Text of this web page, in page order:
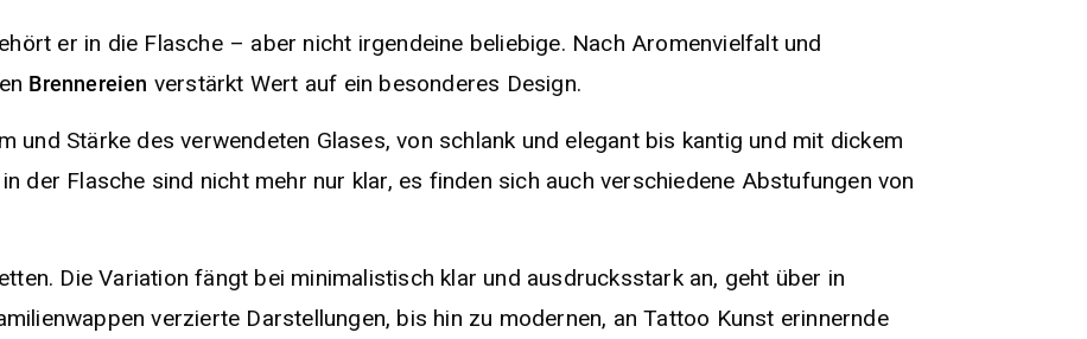
er in die Flasche – aber nicht irgendeine beliebige. Nach Aromenvielfalt und
Brennereien verstärkt Wert auf ein besonderes Design.
und Stärke des verwendeten Glases, von schlank und elegant bis kantig und mit dickem
der Flasche sind nicht mehr nur klar, es finden sich auch verschiedene Abstufungen von
Die Variation fängt bei minimalistisch klar und ausdrucksstark an, geht über in
verzierte Darstellungen, bis hin zu modernen, an Tattoo Kunst erinnernde